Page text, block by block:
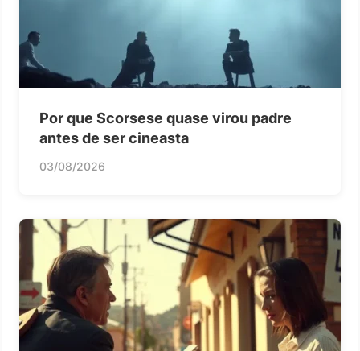
Por que Scorsese quase virou padre
antes de ser cineasta
03/08/2026